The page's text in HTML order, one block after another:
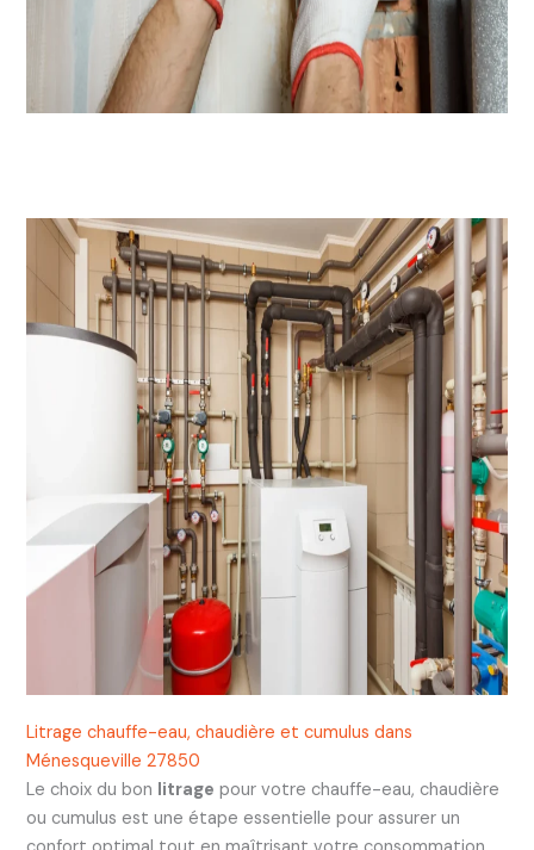
Litrage chauffe-eau, chaudière et cumulus dans
Ménesqueville 27850
Le choix du bon litrage pour votre chauffe-eau, chaudière
ou cumulus est une étape essentielle pour assurer un